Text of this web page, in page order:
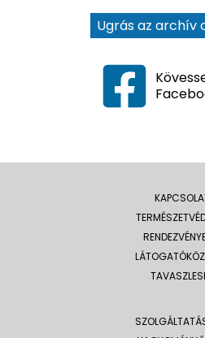
Ugrás az archív